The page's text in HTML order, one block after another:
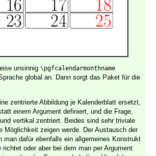
unsinnig \pgfcalendarmonthname
global an. Dann sorgt das Paket für die
zentrierte Abbildung je Kalenderblatt ersetzt,
einem Argument definiert, und die Frage,
vertikal zentriert. Beides sind sehr triviale
Möglichkeit zeigen werde. Der Austausch der
man dafür ebenfalls ein allgemeines Konstrukt
oder aber bei dem man per Argument